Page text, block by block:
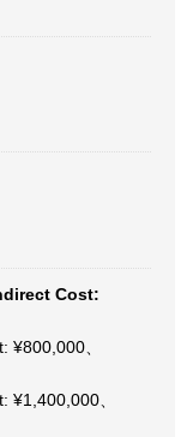
Cost:
¥800,000、
¥1,400,000、